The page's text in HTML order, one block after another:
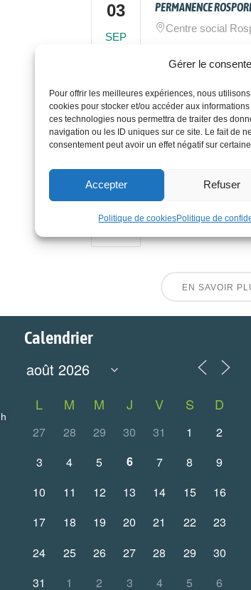
Gérer le
Pour offrir les meilleures expériences, nous
cookies pour stocker et/ou accéder aux
ces technologies nous permettra de traiter des
navigation ou les ID uniques sur ce site. Le fait de
consentement peut avoir un effet négatif sur
Accepter Refuser
Politique de cookiesPolitique de
03
SEP
PERMANENCE
Centre social
24
SEP
PERMANENCE
Centre social
15 PERMANENCE
Centre social
EN SAVOIR
Calendrier
L M M J V S D
27 28 29 30 31 1
2
3
4 5 6 7 8
9
10
11 12 13 14 15
16
17
18 19 20 21 22
23
24
25 26 27 28 29
30
31
1 2 3 4 5 6